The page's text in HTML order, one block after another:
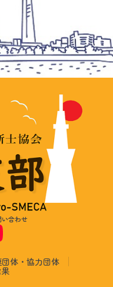
い合わせ
団体・協力団体